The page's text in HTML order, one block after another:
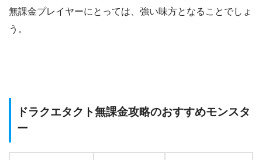
無課金プレイヤーにとっては、強い味方となることでしょ
う。
ドラクエタクト無課金攻略のおすすめモンスタ
ー